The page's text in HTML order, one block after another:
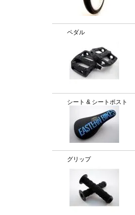
ペダル
シート & シートポスト
グリップ